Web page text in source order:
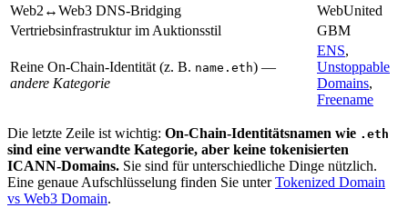
Web2↔Web3 DNS-Bridging
WebUnited
Vertriebsinfrastruktur im Auktionsstil
GBM
Reine On-Chain-Identität (z. B. name.eth) —
andere Kategorie
ENS,
Unstoppable
Domains,
Freename
Die letzte Zeile ist wichtig: On-Chain-Identitätsnamen wie .eth
sind eine verwandte Kategorie, aber keine tokenisierten
ICANN-Domains. Sie sind für unterschiedliche Dinge nützlich.
Eine genaue Aufschlüsselung finden Sie unterTokenized Domain
vs Web3 Domain.